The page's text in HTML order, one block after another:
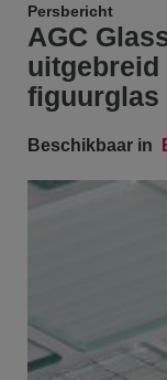
Persbericht
AGC
uitgebreid
figuurglas
Beschikbaar in